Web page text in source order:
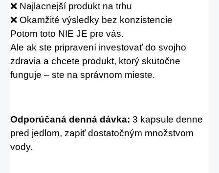
❌ Najlacnejší produkt na trhu
❌ Okamžité výsledky bez konzistencie
Potom toto NIE JE pre vás.
Ale ak ste pripravení investovať do svojho
zdravia a chcete produkt, ktorý skutočne
funguje – ste na správnom mieste.
Odporúčaná denná dávka: 3 kapsule denne
pred jedlom, zapiť dostatočným množstvom
vody.